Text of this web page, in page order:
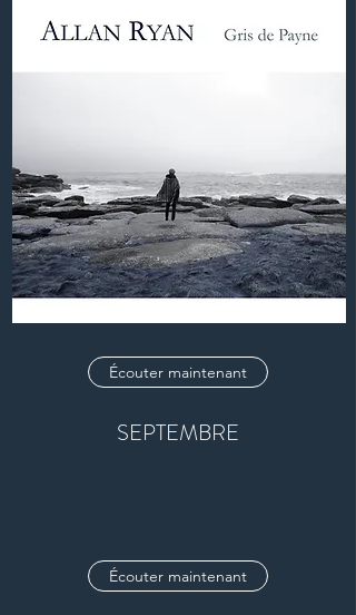
Écouter maintenant
SEPTEMBRE
Écouter maintenant